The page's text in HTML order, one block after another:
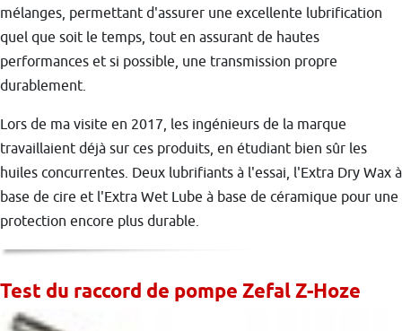
mélanges, permettant d'assurer une excellente lubrification
quel que soit le temps, tout en assurant de hautes
performances et si possible, une transmission propre
durablement.
Lors de ma visite en 2017, les ingénieurs de la marque
travaillaient déjà sur ces produits, en étudiant bien sûr les
huiles concurrentes. Deux lubrifiants à l'essai, l'Extra Dry Wax à
base de cire et l'Extra Wet Lube à base de céramique pour une
protection encore plus durable.
Test du raccord de pompe Zefal Z-Hoze